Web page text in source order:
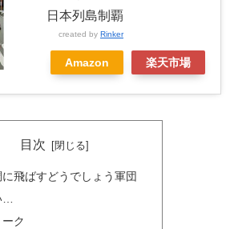
日本列島制覇
created by Rinker
Amazon 楽天市場
目次
飛ばすどうでしょう軍団
ク